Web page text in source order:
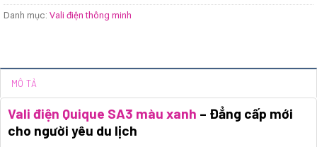
Danh mục: Vali điện thông minh
MÔ TẢ
Vali điện Quique SA3 màu xanh – Đẳng cấp mới
cho người yêu du lịch